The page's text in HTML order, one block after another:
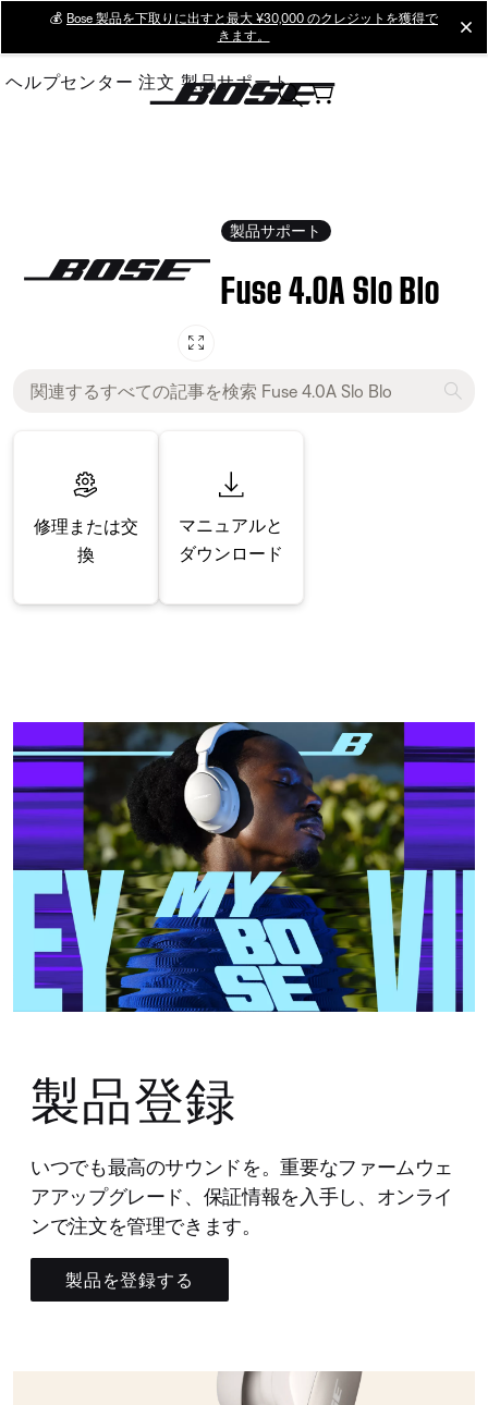
Main
💰 Bose 製品を下取りに出すと最大 ¥30,000 のクレジットを獲得で
きます。
ヘルプセンター 注文 製品サポート
製品サポート
Fuse 4.0A Slo Blo
修理または交
換
マニュアルと
ダウンロード
製品登録
いつでも最高のサウンドを。重要なファームウェ
アアップグレード、保証情報を入手し、オンライ
ンで注文を管理できます。
製品を登録する